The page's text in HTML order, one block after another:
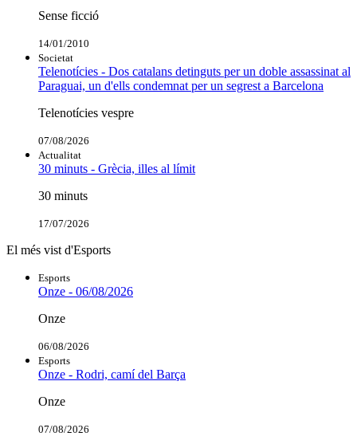
Sense ficció
14/01/2010
Societat
Telenotícies - Dos catalans detinguts per un doble assassinat al
Paraguai, un d'ells condemnat per un segrest a Barcelona
Telenotícies vespre
07/08/2026
Actualitat
30 minuts - Grècia, illes al límit
30 minuts
17/07/2026
El més vist d'Esports
Esports
Onze - 06/08/2026
Onze
06/08/2026
Esports
Onze - Rodri, camí del Barça
Onze
07/08/2026